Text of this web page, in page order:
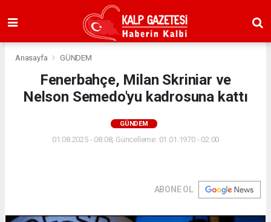
Anasayfa GÜNDEM
Fenerbahçe, Milan Skriniar ve
Nelson Semedo'yu kadrosuna kattı
GÜNDEM
01.08.2025 - 08:08, Güncelleme: 01.01.1970 - 02:00
ABONE OL